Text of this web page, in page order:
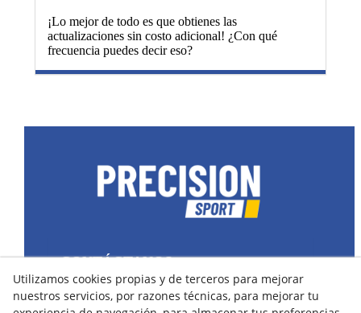
¡Lo mejor de todo es que obtienes las
actualizaciones sin costo adicional! ¿Con qué
frecuencia puedes decir eso?
CONTÁCTANOS
43400 Montblanc (Tarragona) España
spain@precisionsport.eu
Utilizamos cookies propias y de terceros para mejorar
nuestros servicios, por razones técnicas, para mejorar tu